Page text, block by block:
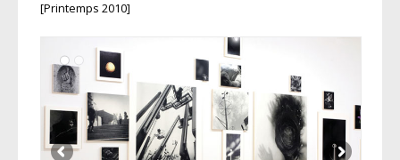
[Printemps 2010]